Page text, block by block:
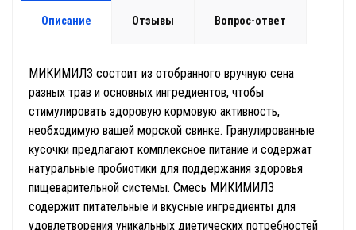
Описание Отзывы Вопрос-ответ
МИКИМИЛЗ состоит из отобранного вручную сена
разных трав и основных ингредиентов, чтобы
стимулировать здоровую кормовую активность,
необходимую вашей морской свинке. Гранулированные
кусочки предлагают комплексное питание и содержат
натуральные пробиотики для поддержания здоровья
пищеварительной системы. Смесь МИКИМИЛЗ
содержит питательные и вкусные ингредиенты для
удовлетворения уникальных диетических потребностей